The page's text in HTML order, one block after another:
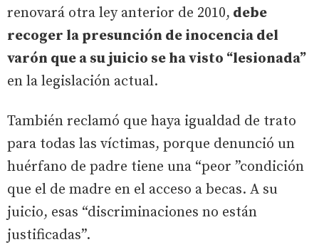
renovará otra ley anterior de 2010, debe
recoger la presunción de inocencia del
varón que a su juicio se ha visto “lesionada”
en la legislación actual.
También reclamó que haya igualdad de trato
para todas las víctimas, porque denunció un
huérfano de padre tiene una “peor ”condición
que el de madre en el acceso a becas. A su
juicio, esas “discriminaciones no están
justificadas”.